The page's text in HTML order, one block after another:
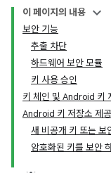
이 페이지의 내용
보안 기능
추출 차단
하드웨어 보안 모듈
키 사용 승인
키 체인 및 Android 키
Android 키 저장소 제
새 비공개 키 또는 보
암호화된 키를 보안